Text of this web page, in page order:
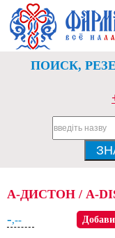
ПОИСК,
А-ДИСТОН / A-
-,--